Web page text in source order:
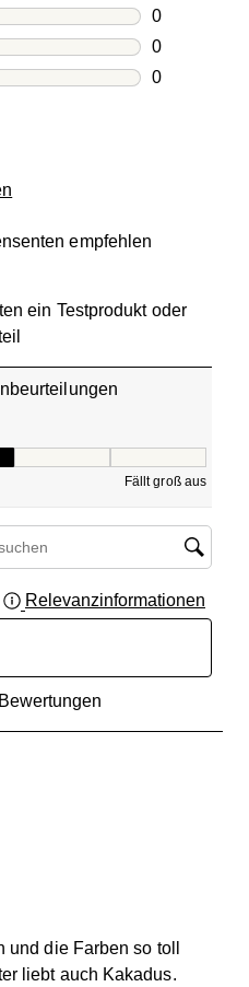
0
0
0
0
0
0
empfehlen
ein Testprodukt oder
Fällt groß aus
Suchregion
Relevanzinformationen
Bewertungen
die Farben so toll
liebt auch Kakadus.